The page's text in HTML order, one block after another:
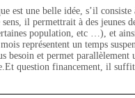
est une belle idée, s’il
il permettrait à des jeunes
population, etc …), et
représentent un temps
besoin et permet parallèlement
question financement, il